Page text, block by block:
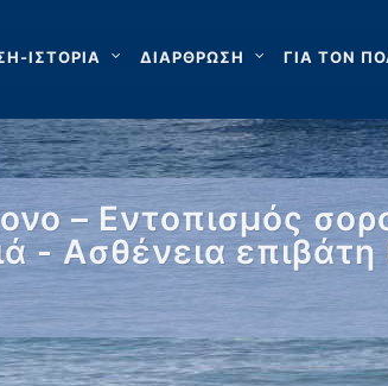
ΙΣΤΟΡΙΑ ΔΙΑΡΘΡΩΣΗ ΓΙΑ ΤΟΝ
– Εντοπισμός
- Ασθένεια